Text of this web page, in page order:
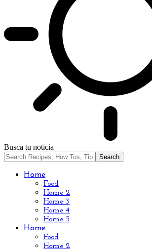
Busca tu noticia
Home
Food
Home 2
Home 3
Home 4
Home 5
Home
Food
Home 2